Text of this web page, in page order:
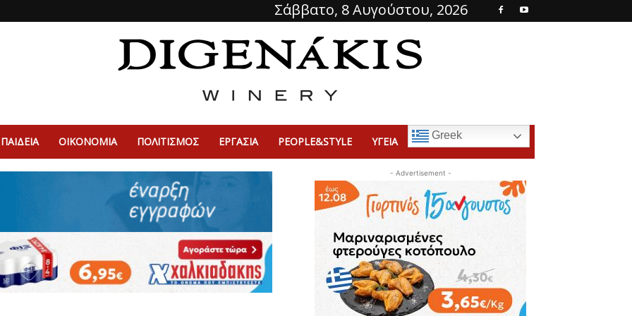
Σάββατο, 8 Αυγούστου, 2026
ΠΑΙΔΕΙΑ ΟΙΚΟΝΟΜΙΑ ΠΟΛΙΤΙΣΜΌΣ ΕΡΓΑΣΙΑ PEOPLE&STYLE ΥΓΕΙΑ Greek
- Advertisement -